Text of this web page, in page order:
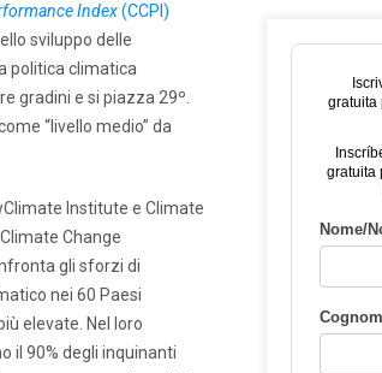
Index(CCPI)
sviluppo delle
politica climatica
gradini e si piazza 29º.
“livello medio” da
Institute e Climate
Change
gli sforzi di
nei 60 Paesi
elevate. Nel loro
il 90% degli inquinanti
gratuita
gratuita
Nome/